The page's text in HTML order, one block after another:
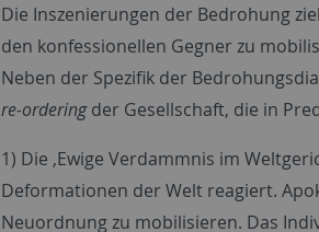
Die Inszenierungen der Bedrohung
den konfessionellen Gegner zu
Neben der Spezifik der
re-orderingder Gesellschaft, die in
1) Die ‚Ewige Verdammnis im
Deformationen der Welt reagiert.
Neuordnung zu mobilisieren. Das